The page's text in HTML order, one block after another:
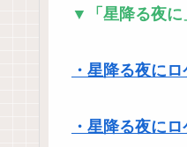
▼「星降る夜
・星降る夜に
・星降る夜に